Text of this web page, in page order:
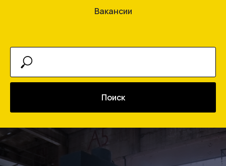
Вакансии
Поиск